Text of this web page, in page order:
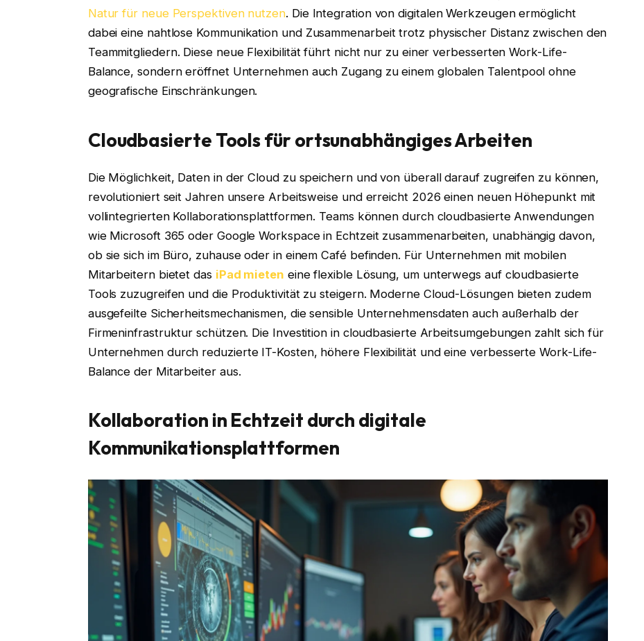
Natur für neue Perspektiven nutzen. Die Integration von digitalen Werkzeugen ermöglicht
dabei eine nahtlose Kommunikation und Zusammenarbeit trotz physischer Distanz zwischen den
Teammitgliedern. Diese neue Flexibilität führt nicht nur zu einer verbesserten Work-Life-
Balance, sondern eröffnet Unternehmen auch Zugang zu einem globalen Talentpool ohne
geografische Einschränkungen.
Cloudbasierte Tools für ortsunabhängiges Arbeiten
Die Möglichkeit, Daten in der Cloud zu speichern und von überall darauf zugreifen zu können,
revolutioniert seit Jahren unsere Arbeitsweise und erreicht 2026 einen neuen Höhepunkt mit
vollintegrierten Kollaborationsplattformen. Teams können durch cloudbasierte Anwendungen
wie Microsoft 365 oder Google Workspace in Echtzeit zusammenarbeiten, unabhängig davon,
ob sie sich im Büro, zuhause oder in einem Café befinden. Für Unternehmen mit mobilen
Mitarbeitern bietet das iPad mieten eine flexible Lösung, um unterwegs auf cloudbasierte
Tools zuzugreifen und die Produktivität zu steigern. Moderne Cloud-Lösungen bieten zudem
ausgefeilte Sicherheitsmechanismen, die sensible Unternehmensdaten auch außerhalb der
Firmeninfrastruktur schützen. Die Investition in cloudbasierte Arbeitsumgebungen zahlt sich für
Unternehmen durch reduzierte IT-Kosten, höhere Flexibilität und eine verbesserte Work-Life-
Balance der Mitarbeiter aus.
Kollaboration in Echtzeit durch digitale
Kommunikationsplattformen